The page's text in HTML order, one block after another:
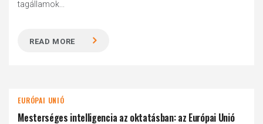
tagállamok...
READ MORE
EURÓPAI UNIÓ
Mesterséges intelligencia az oktatásban: az Európai Unió